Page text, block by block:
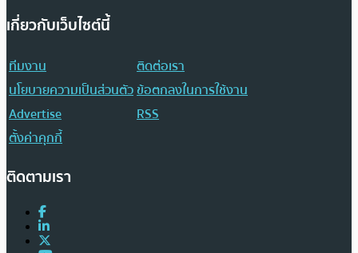
เกี่ยวกับเว็บไซต์นี้
ทีมงาน
ติดต่อเรา
นโยบายความเป็นส่วนตัวข้อตกลงในการใช้งาน
Advertise
RSS
ตั้งค่าคุกกี้
ติดตามเรา